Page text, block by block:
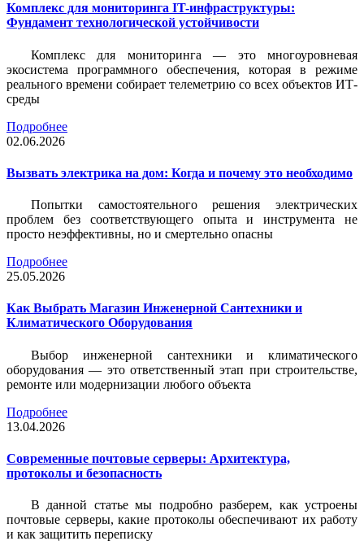
Комплекс для мониторинга IT-инфраструктуры:
Фундамент технологической устойчивости
Комплекс для мониторинга — это многоуровневая
экосистема программного обеспечения, которая в режиме
реального времени собирает телеметрию со всех объектов ИТ-
среды
Подробнее
02.06.2026
Вызвать электрика на дом: Когда и почему это необходимо
Попытки самостоятельного решения электрических
проблем без соответствующего опыта и инструмента не
просто неэффективны, но и смертельно опасны
Подробнее
25.05.2026
Как Выбрать Магазин Инженерной Сантехники и
Климатического Оборудования
Выбор инженерной сантехники и климатического
оборудования — это ответственный этап при строительстве,
ремонте или модернизации любого объекта
Подробнее
13.04.2026
Современные почтовые серверы: Архитектура,
протоколы и безопасность
В данной статье мы подробно разберем, как устроены
почтовые серверы, какие протоколы обеспечивают их работу
и как защитить переписку